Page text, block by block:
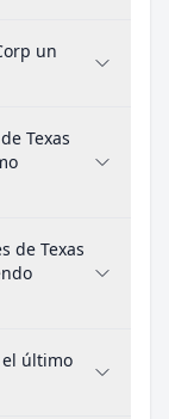
un
Texas
de Texas
el último